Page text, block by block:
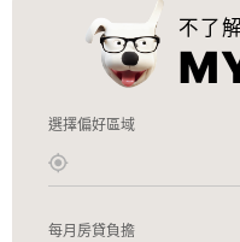
不了
選擇偏好區域
每月房貸負擔